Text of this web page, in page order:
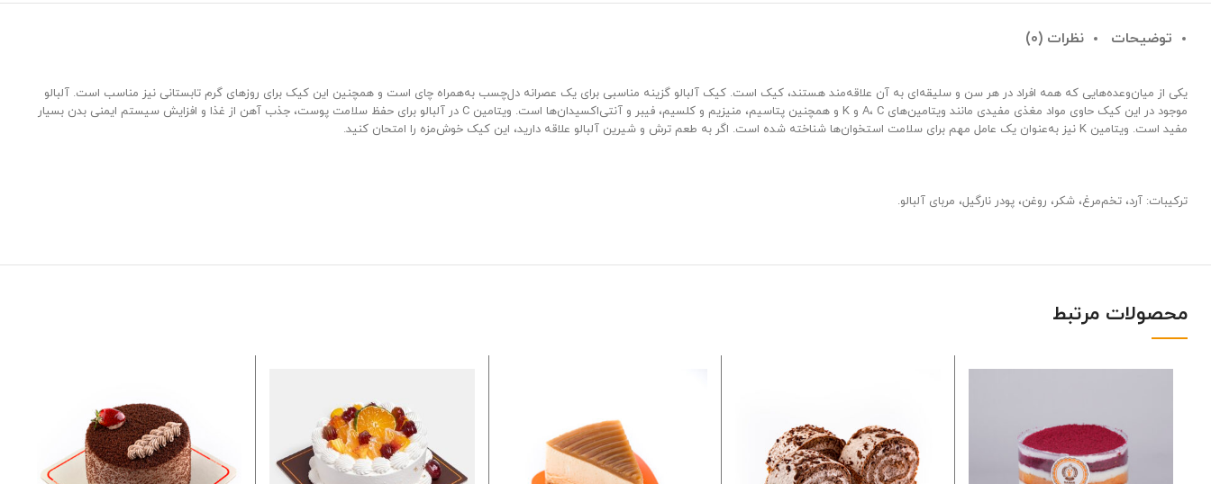
توضیحات نظرات (0)
یکی از میان‌وعده‌هایی که همه افراد در هر سن و سلیقه‌ای به آن علاقه‌مند هستند، کیک است. کیک آلبالو گزینه مناسبی برای یک عصرانه دل‌چسب به‌همراه چای است و همچنین این کیک برای روزهای گرم تابستانی نیز مناسب است. آلبالو
موجود در این کیک حاوی مواد مغذی مفیدی مانند ویتامین‌های A، C و K و همچنین پتاسیم، منیزیم و کلسیم، فیبر و آنتی‌اکسیدان‌ها است. ویتامین C در آلبالو برای حفظ سلامت پوست، جذب آهن از غذا و افزایش سیستم ایمنی بدن بسیار
مفید است. ویتامین K نیز به‌عنوان یک عامل مهم برای سلامت استخوان‌ها شناخته شده است. اگر به طعم ترش و شیرین آلبالو علاقه دارید، این کیک خوش‌مزه را امتحان کنید.
ترکیبات: آرد، تخم‌مرغ، شکر، روغن، پودر نارگیل، مربای آلبالو.
محصولات مرتبط